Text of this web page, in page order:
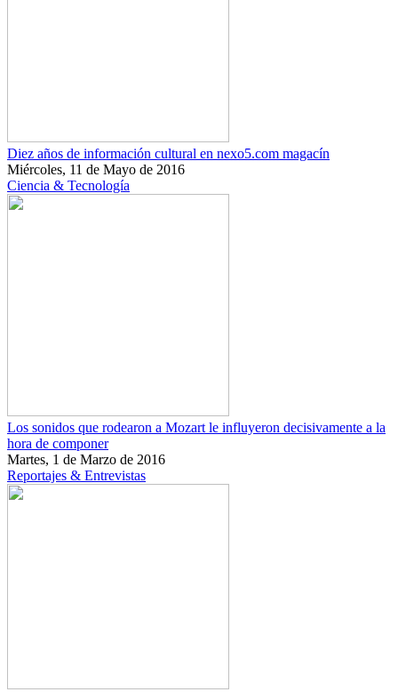
Diez años de información cultural en nexo5.com magacín
Miércoles, 11 de Mayo de 2016
Ciencia & Tecnología
Los sonidos que rodearon a Mozart le influyeron decisivamente a la
hora de componer
Martes, 1 de Marzo de 2016
Reportajes & Entrevistas